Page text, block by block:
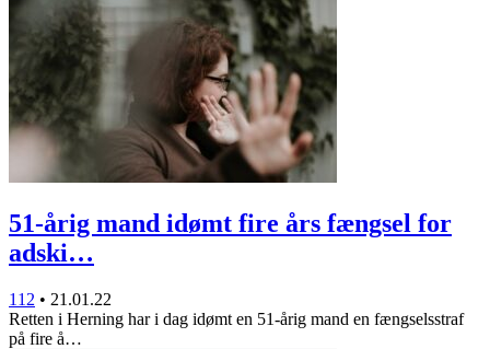
51-årig mand idømt fire års fængsel for
adski…
112 • 21.01.22
Retten i Herning har i dag idømt en 51-årig mand en fængselsstraf
på fire å…